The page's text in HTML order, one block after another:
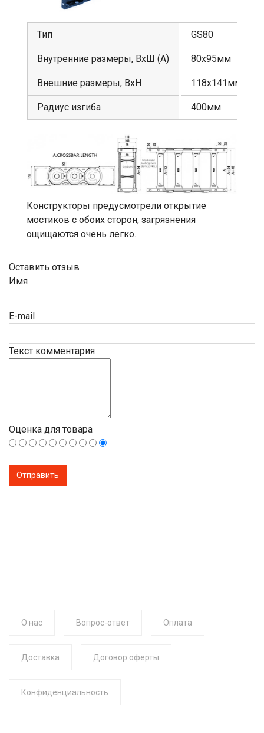
Тип
Внутренние размеры, ВхШ (А)
Внешние размеры, ВхН
Радиус изгиба
GS80
80х95мм
118х141мм
400мм
Конструкторы предусмотрели открытие
мостиков с обоих сторон, загрязнения
ощищаются очень легко.
Оставить отзыв
Имя
E-mail
Текст комментария
Оценка для товара
О нас Вопрос-ответ Оплата
Доставка Договор оферты
Конфиденциальность